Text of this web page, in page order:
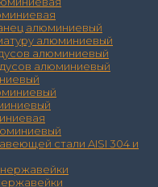
алюминиевый
алюминиевый
алюминиевый
алюминиевый
стали AISI 304 и